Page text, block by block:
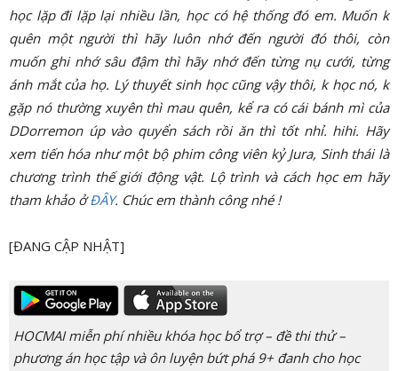
học lặp đi lặp lại nhiều lần, học có hệ thống đó em. Muốn k
quên một người thì hãy luôn nhớ đến người đó thôi, còn
muốn ghi nhớ sâu đậm thì hãy nhớ đến từng nụ cưới, từng
ánh mắt của họ. Lý thuyết sinh học cũng vậy thôi, k học nó, k
gặp nó thường xuyên thì mau quên, kể ra có cái bánh mì của
DDorremon úp vào quyển sách rồi ăn thì tốt nhỉ. hihi. Hãy
xem tiến hóa như một bộ phim công viên kỷ Jura, Sinh thái là
chương trình thế giới động vật. Lộ trình và cách học em hãy
tham khảo ởĐÂY. Chúc em thành công nhé !
[ĐANG CẬP NHẬT]
HOCMAI miễn phí nhiều khóa học bổ trợ – đề thi thử –
phương án học tập và ôn luyện bứt phá 9+ đanh cho học